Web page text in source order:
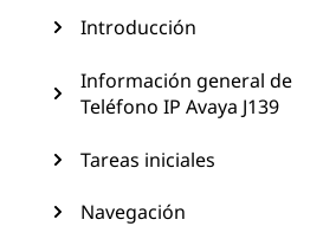
Introducción
Información general de
Teléfono IP Avaya J139
Tareas iniciales
Navegación